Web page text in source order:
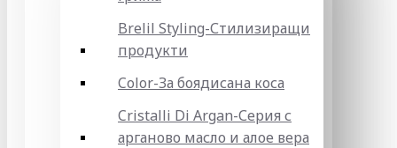
Brelil Styling-Стилизиращи
продукти
Color-За боядисана коса
Cristalli Di Argan-Серия с
арганово масло и алое вера